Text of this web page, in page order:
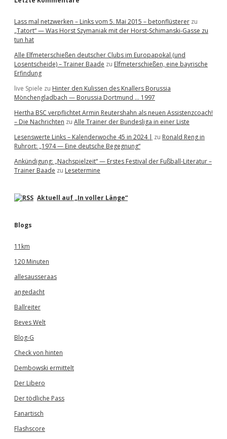
Lass mal netzwerken – Links vom 5. Mai 2015 – betonflüsterer zu
„Tatort“ — Was Horst Szymaniak mit der Horst-Schimanski-Gasse zu
tun hat
Alle Elfmeterschießen deutscher Clubs im Europapokal (und
Losentscheide) – Trainer Baade zu Elfmeterschießen, eine bayrische
Erfindung
live Spiele zu Hinter den Kulissen des Knallers Borussia
Mönchengladbach — Borussia Dortmund … 1997
Hertha BSC verpflichtet Armin Reutershahn als neuen Assistenzcoach!
– Die Nachrichten zu Alle Trainer der Bundesliga in einer Liste
Lesenswerte Links – Kalenderwoche 45 in 2024 | zu Ronald Reng in
Ruhrort: „1974 — Eine deutsche Begegnung“
Ankündigung: „Nachspielzeit“ — Erstes Festival der Fußball-Literatur –
Trainer Baade zu Lesetermine
Aktuell auf „In voller Länge“
Blogs
11km
120 Minuten
allesausseraas
angedacht
Ballreiter
Beves Welt
Blog-G
Check von hinten
Dembowski ermittelt
Der Libero
Der tödliche Pass
Fanartisch
Flashscore